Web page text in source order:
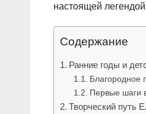
настоящей
Содержание
Ранние годы и
Благородное
Первые шаги
Творческий путь